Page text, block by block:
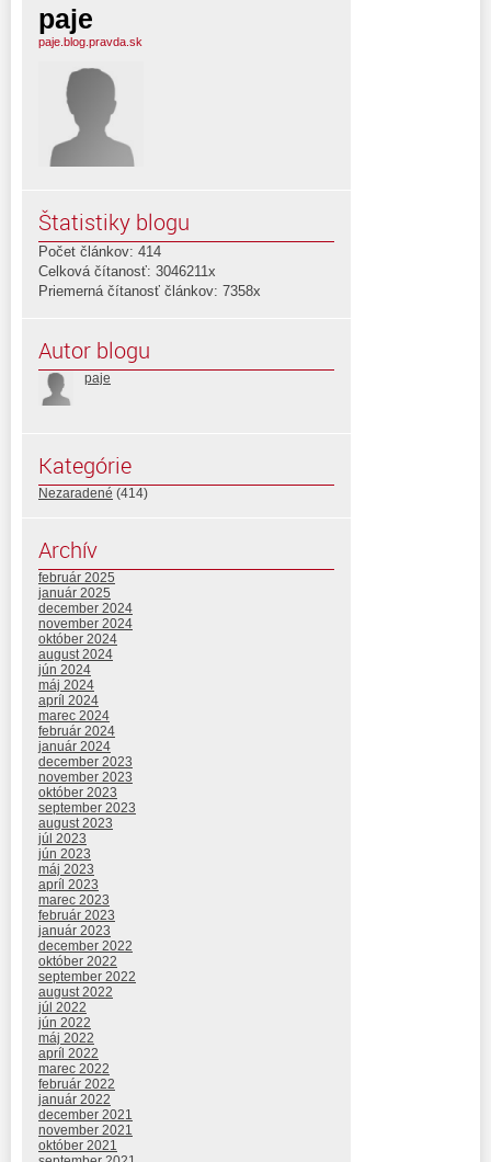
paje
paje.blog.pravda.sk
Štatistiky blogu
Počet článkov: 414
Celková čítanosť: 3046211x
Priemerná čítanosť článkov: 7358x
Autor blogu
paje
Kategórie
Nezaradené (414)
Archív
február 2025
január 2025
december 2024
november 2024
október 2024
august 2024
jún 2024
máj 2024
apríl 2024
marec 2024
február 2024
január 2024
december 2023
november 2023
október 2023
september 2023
august 2023
júl 2023
jún 2023
máj 2023
apríl 2023
marec 2023
február 2023
január 2023
december 2022
október 2022
september 2022
august 2022
júl 2022
jún 2022
máj 2022
apríl 2022
marec 2022
február 2022
január 2022
december 2021
november 2021
október 2021